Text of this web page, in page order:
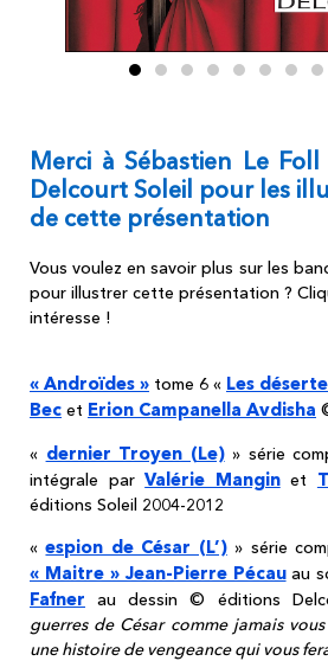
Merci à Sébastien Le
Delcourt Soleil pour les
de cette présentation
Vous voulez en savoir plus sur les
pour illustrer cette présentation ?
intéresse !
« Androïdes » tome 6 « Les
Bec et Erion Campanella Avdisha
« dernier Troyen (Le)» série
intégrale parValérie Manginet
éditions Soleil 2004-2012
«espion de César (L’)» série
« Maitre » Jean-Pierre Pécauau
Fafner au dessin © éditions
guerres de César comme jamais
une histoire de vengeance qui vous